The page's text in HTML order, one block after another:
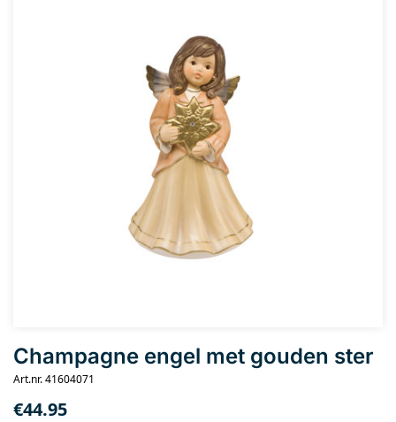
Champagne engel met gouden ster
Art.nr. 41604071
€44.95